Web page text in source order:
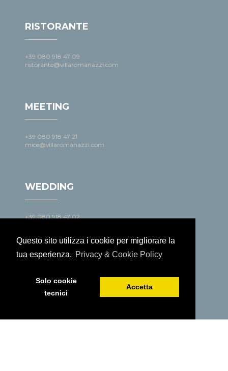
Questo sito utilizza i cookie per migliorare la
tua esperienza. Privacy & Cookie Policy
Solo cookie
tecnici
Accetta
RISTORANTE
+39 080 918 47 09
ristorante@villaromanazzi.com
MEETING
+39 080 918 47 21
mice@villaromanazzi.com
WEDDING
+39 080 918 47 02
+39 080 918 47 02